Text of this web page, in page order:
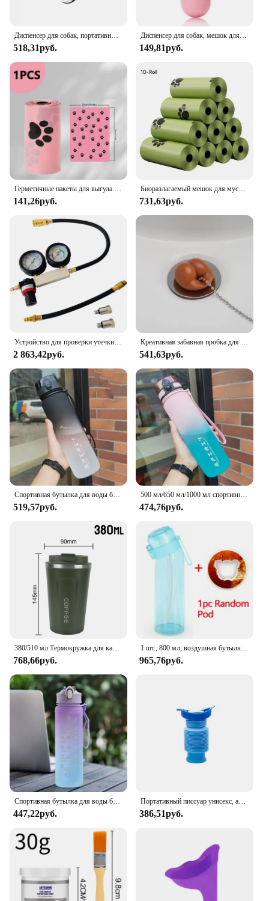
518,31руб.
Диспенсер для собак, мешок для уборки отходов, подходит для прогулок и путешествий с щенками, герметичный и устойчивый к разрыву
149,81руб.
141,26руб.
Биоразлагаемый мешок для мусора для домашних животных, 10 рулонов
731,63руб.
2 863,42руб. 541,63руб.
Спортивная бутылка для воды большой емкости на 1 литр, герметичная Цветная Пластиковая чашка, портативные Соусники для питья на открытом воздухе, путешествий, тренажерного зала, фитнеса
519,57руб.
500 мл/650 мл/1000 мл спортивная бутылка для воды герметичная красочная пластиковая чашка для питья для путешествий на открытом воздухе портативные кувшины для спортзала и фитнеса
474,76руб.
380/510 мл Термокружка для кафе герметичная дорожная Термокружка двойная из нержавеющей стали для детской кофейной кружки автомобильный термос кружка
768,66руб.
1 шт., 800 мл, воздушная бутылка для воды с 1 шт., стручки с случайным вкусом, портативная, прозрачная, с соломой, герметичная, подходит для занятий спортом на открытом воздухе
965,76руб.
Спортивная бутылка для воды большой емкости на 1 литр, герметичная Цветная Пластиковая чашка, портативные Соусники для питья на открытом воздухе, путешествий, тренажерного зала, фитнеса
447,22руб.
Портативный писсуар унисекс, автомобильный писсуар, ведро для улицы, стоячие мочи, аварийные путешествия, многоразовые термоусадочные писсуары для кемпинга, туалета, утечки
386,51руб.